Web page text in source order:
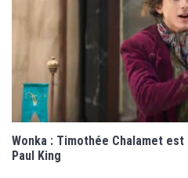
Wonka : Timothée Chalamet
Paul King